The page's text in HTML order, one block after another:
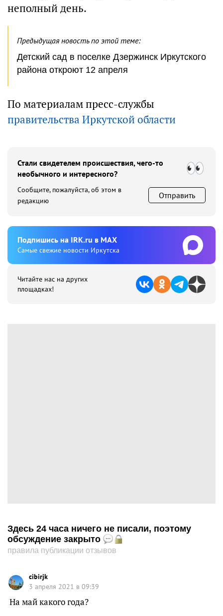
неполный день.
Предыдущая новость по этой теме:
Детский сад в поселке Дзержинск Иркутского
района откроют 12 апреля
По материалам пресс-службы
правительства Иркутской области
Стали свидетелем происшествия, чего-то
необычного и интересного?
Сообщите, пожалуйста, об этом в
редакцию
Отправить
Подпишиcь на IRK.ru в MAX
Cамые свежие новости Иркутска
Читайте нас на других
площадках!
Здесь 24 часа ничего не писали, поэтому
обсуждение закрыто
правила публикации отзывов
cibirjk
3 апреля 2021 в 09:39
На май какого года?